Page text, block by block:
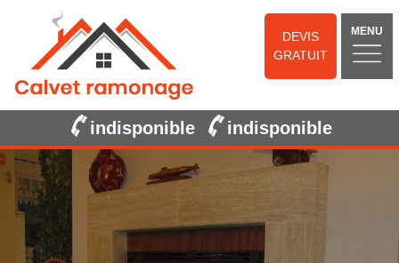
DEVIS
GRATUIT
MENU
indisponible indisponible